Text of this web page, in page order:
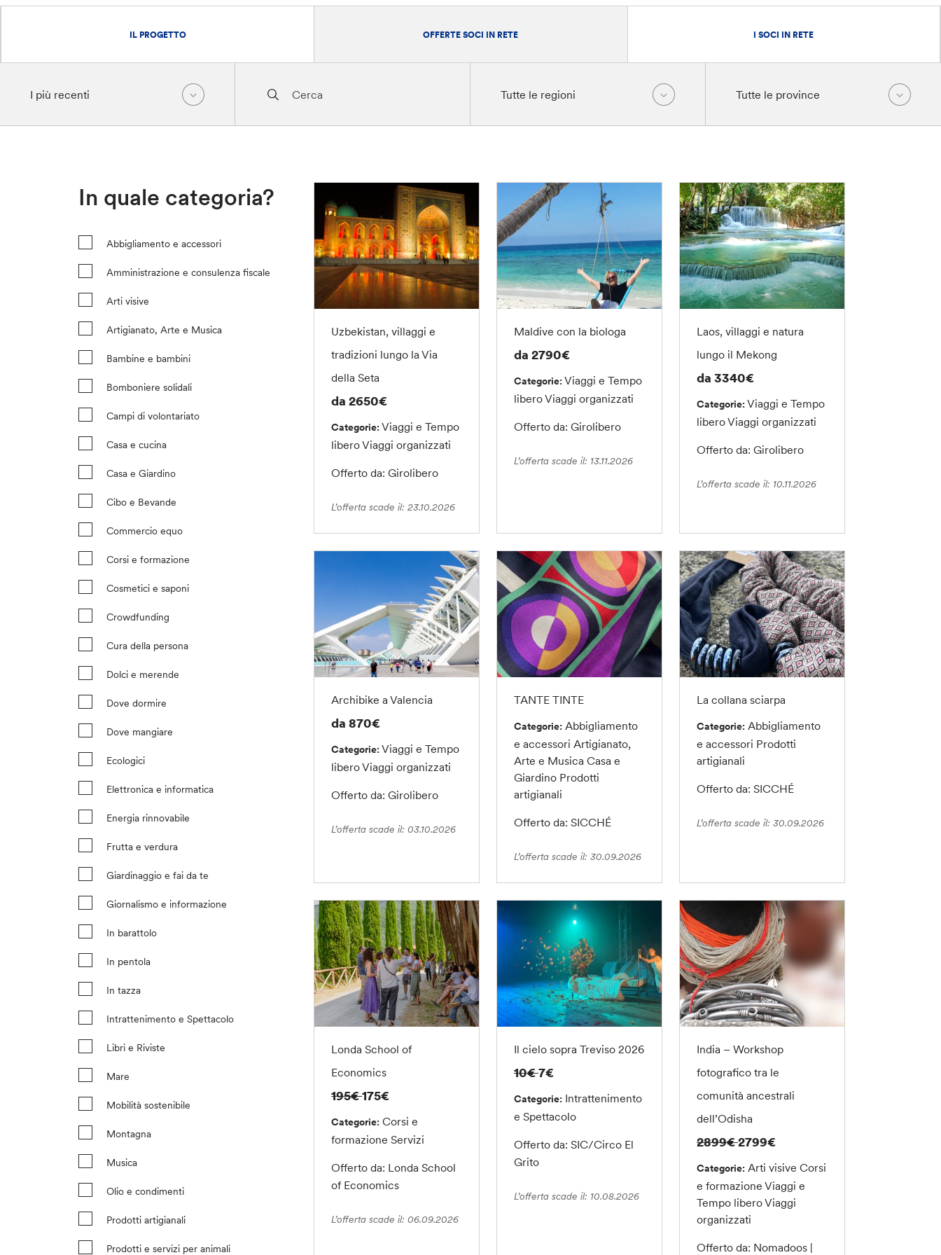
IL PROGETTO OFFERTE SOCI IN RETE I SOCI IN RETE
In quale categoria?
Abbigliamento e accessori
Amministrazione e consulenza fiscale
Arti visive
Artigianato, Arte e Musica
Bambine e bambini
Bomboniere solidali
Campi di volontariato
Casa e cucina
Casa e Giardino
Cibo e Bevande
Commercio equo
Corsi e formazione
Cosmetici e saponi
Crowdfunding
Cura della persona
Dolci e merende
Dove dormire
Dove mangiare
Ecologici
Elettronica e informatica
Energia rinnovabile
Frutta e verdura
Giardinaggio e fai da te
Giornalismo e informazione
In barattolo
In pentola
In tazza
Intrattenimento e Spettacolo
Libri e Riviste
Mare
Mobilità sostenibile
Montagna
Musica
Olio e condimenti
Prodotti artigianali
Prodotti e servizi per animali
Uzbekistan, villaggi e
tradizioni lungo la Via
della Seta
da 2650€
Categorie:Viaggi e Tempo
liberoViaggi organizzati
Offerto da: Girolibero
L’offerta scade il: 23.10.2026
Maldive con la biologa
da 2790€
Categorie:Viaggi e Tempo
liberoViaggi organizzati
Offerto da: Girolibero
L’offerta scade il: 13.11.2026
Laos, villaggi e natura
lungo il Mekong
da 3340€
Categorie:Viaggi e Tempo
liberoViaggi organizzati
Offerto da: Girolibero
L’offerta scade il: 10.11.2026
Archibike a Valencia
da 870€
Categorie:Viaggi e Tempo
liberoViaggi organizzati
Offerto da: Girolibero
L’offerta scade il: 03.10.2026
TANTE TINTE
Categorie: Abbigliamento
e accessoriArtigianato,
Arte e MusicaCasa e
Giardino Prodotti
artigianali
Offerto da: SICCHÉ
L’offerta scade il: 30.09.2026
La collana sciarpa
Categorie: Abbigliamento
e accessori Prodotti
artigianali
Offerto da: SICCHÉ
L’offerta scade il: 30.09.2026
Londa School of
Economics
195€175€
Categorie: Corsi e
formazioneServizi
Offerto da: Londa School
of Economics
L’offerta scade il: 06.09.2026
Il cielo sopra Treviso 2026
10€7€
Categorie: Intrattenimento
e Spettacolo
Offerto da: SIC/Circo El
Grito
L’offerta scade il: 10.08.2026
India – Workshop
fotografico tra le
comunità ancestrali
dell’Odisha
2899€2799€
Categorie: Arti visive Corsi
e formazione Viaggi e
Tempo liberoViaggi
organizzati
Offerto da: Nomadoos |